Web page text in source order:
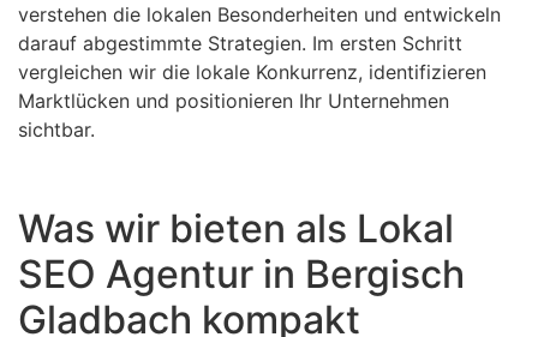
verstehen die lokalen Besonderheiten und entwickeln
darauf abgestimmte Strategien. Im ersten Schritt
vergleichen wir die lokale Konkurrenz, identifizieren
Marktlücken und positionieren Ihr Unternehmen
sichtbar.
Was wir bieten als Lokal
SEO Agentur in Bergisch
Gladbach kompakt